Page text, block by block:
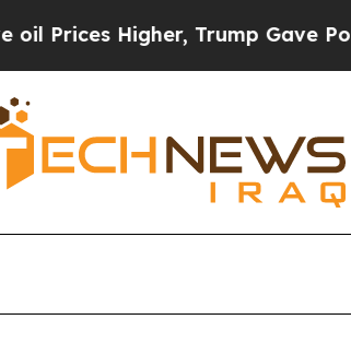
Trump Gave Politically